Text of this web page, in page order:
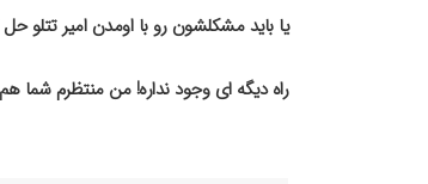
یا باید مشکلشون رو با اومدن امیر تتلو
راه دیگه ای وجود نداره! من منتظرم شما